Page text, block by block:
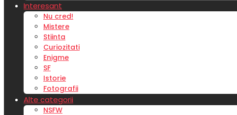
Interesant
Nu cred!
Mistere
Stiinta
Curiozitati
Enigme
SF
Istorie
Fotografii
Alte categorii
NSFW